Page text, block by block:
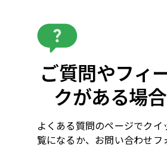
ご質問やフィ
クがある場合
よくある質問のページでクイ
覧になるか、お問い合わせフ